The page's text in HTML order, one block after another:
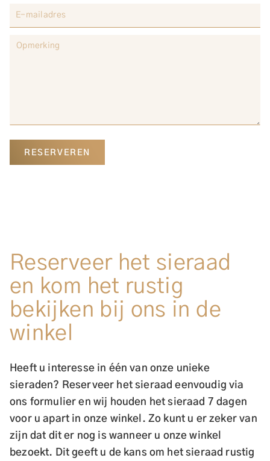
RESERVEREN
Reserveer het sieraad
en kom het rustig
bekijken bij ons in de
winkel
Heeft u interesse in één van onze unieke
sieraden? Reserveer het sieraad eenvoudig via
ons formulier en wij houden het sieraad 7 dagen
voor u apart in onze winkel. Zo kunt u er zeker van
zijn dat dit er nog is wanneer u onze winkel
bezoekt. Dit geeft u de kans om het sieraad rustig